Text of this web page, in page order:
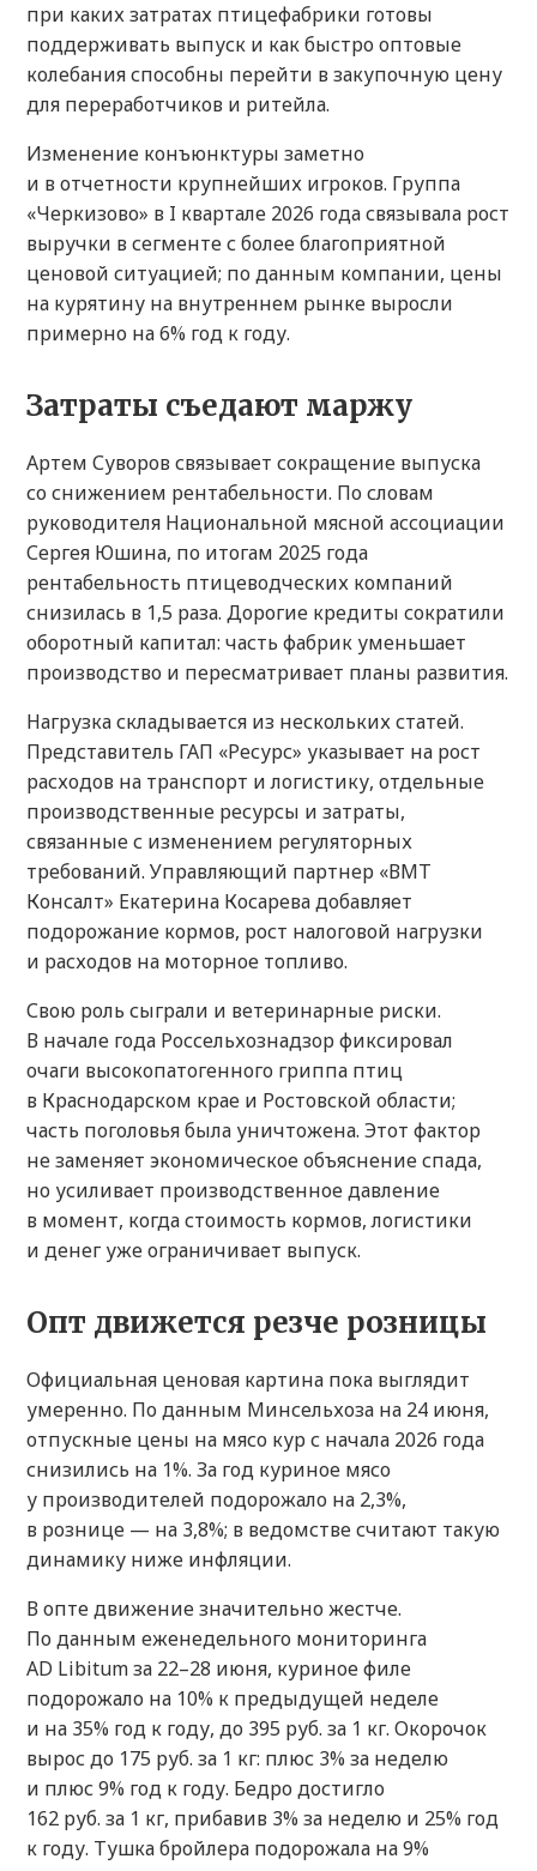
при каких затратах птицефабрики готовы
поддерживать выпуск и как быстро оптовые
колебания способны перейти в закупочную цену
для переработчиков и ритейла.
Изменение конъюнктуры заметно
и в отчетности крупнейших игроков. Группа
«Черкизово» в I квартале 2026 года связывала рост
выручки в сегменте с более благоприятной
ценовой ситуацией; по данным компании, цены
на курятину на внутреннем рынке выросли
примерно на 6% год к году.
Затраты съедают маржу
Артем Суворов связывает сокращение выпуска
со снижением рентабельности. По словам
руководителя Национальной мясной ассоциации
Сергея Юшина, по итогам 2025 года
рентабельность птицеводческих компаний
снизилась в 1,5 раза. Дорогие кредиты сократили
оборотный капитал: часть фабрик уменьшает
производство и пересматривает планы развития.
Нагрузка складывается из нескольких статей.
Представитель ГАП «Ресурс» указывает на рост
расходов на транспорт и логистику, отдельные
производственные ресурсы и затраты,
связанные с изменением регуляторных
требований. Управляющий партнер «ВМТ
Консалт» Екатерина Косарева добавляет
подорожание кормов, рост налоговой нагрузки
и расходов на моторное топливо.
Свою роль сыграли и ветеринарные риски.
В начале года Россельхознадзор фиксировал
очаги высокопатогенного гриппа птиц
в Краснодарском крае и Ростовской области;
часть поголовья была уничтожена. Этот фактор
не заменяет экономическое объяснение спада,
но усиливает производственное давление
в момент, когда стоимость кормов, логистики
и денег уже ограничивает выпуск.
Опт движется резче розницы
Официальная ценовая картина пока выглядит
умеренно. По данным Минсельхоза на 24 июня,
отпускные цены на мясо кур с начала 2026 года
снизились на 1%. За год куриное мясо
у производителей подорожало на 2,3%,
в рознице — на 3,8%; в ведомстве считают такую
динамику ниже инфляции.
В опте движение значительно жестче.
По данным еженедельного мониторинга
AD Libitum за 22–28 июня, куриное филе
подорожало на 10% к предыдущей неделе
и на 35% год к году, до 395 руб. за 1 кг. Окорочок
вырос до 175 руб. за 1 кг: плюс 3% за неделю
и плюс 9% год к году. Бедро достигло
162 руб. за 1 кг, прибавив 3% за неделю и 25% год
к году. Тушка бройлера подорожала на 9%